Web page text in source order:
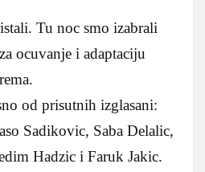
Tu noc smo izabrali
ocuvanje i adaptaciju
od prisutnih izglasani:
Sadikovic, Saba Delalic,
Hadzic i Faruk Jakic.